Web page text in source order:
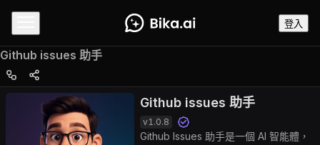
登入
Github issues 助手
Github issues 助手
v1.0.8
Github Issues 助手是一個 AI 智能體，